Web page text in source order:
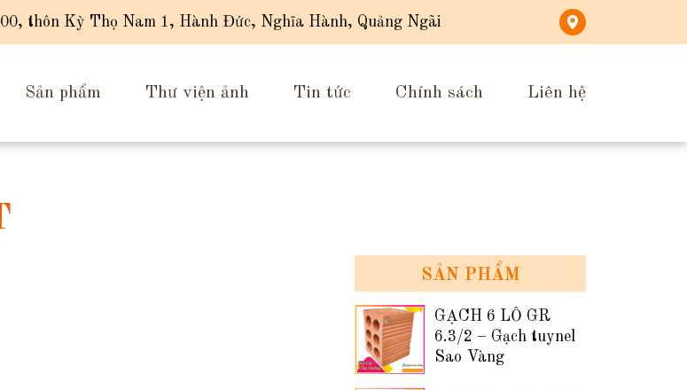
thôn Kỳ Thọ Nam 1, Hành Đức, Nghĩa Hành, Quảng Ngãi
Sản phẩm Thư viện ảnh Tin tức Chính sách Liên hệ
SẢN PHẨM
GẠCH 6 LỖ GR
6.3/2 – Gạch tuynel
Sao Vàng